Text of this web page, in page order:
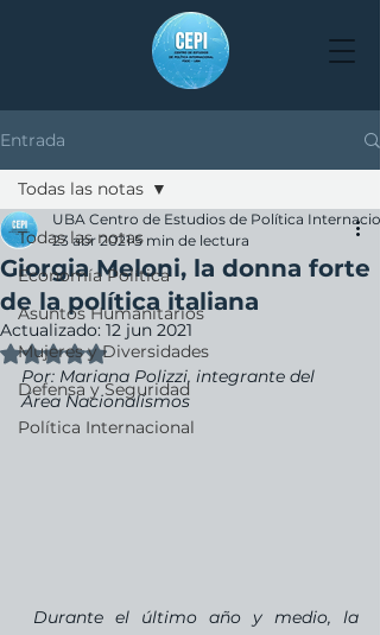
Entrada
Todas las notas
Economía Política
Asuntos Humanitarios
Mujeres y Diversidades
Defensa y Seguridad
Política Internacional
Todas las notas
Giorgia Meloni, la donna forte
de la política italiana
UBA Centro de Estudios de Política
23 abr 2021 5 min de lectura
Actualizado: 12 jun 2021
Obtuvo NaN de 5 estrellas.
Por: Mariana Polizzi, integrante del
Área Nacionalismos
Durante el último año y medio, la